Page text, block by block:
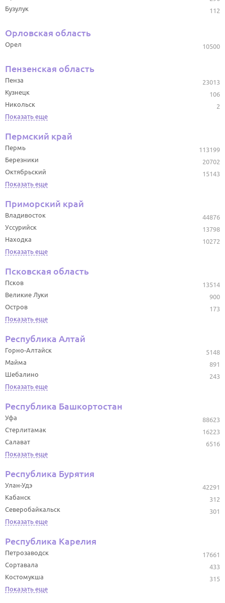
112
Бузулук
Орловская область
10500
Орел
Пензенская область
23013
Пенза
106
Кузнецк
2
Никольск
Показать еще
Пермский край
113199
Пермь
20702
Березники
15143
Октябрьский
Показать еще
Приморский край
44876
Владивосток
13798
Уссурийск
10272
Находка
Показать еще
Псковская область
13514
Псков
900
Великие Луки
173
Остров
Показать еще
Республика Алтай
5148
Горно-Алтайск
891
Майма
243
Шебалино
Показать еще
Республика Башкортостан
88623
Уфа
16223
Стерлитамак
6516
Салават
Показать еще
Республика Бурятия
42291
Улан-Удэ
312
Кабанск
301
Северобайкальск
Показать еще
Республика Карелия
17661
Петрозаводск
433
Сортавала
315
Костомукша
Показать еще